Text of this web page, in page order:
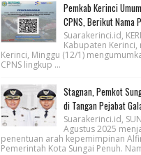
Pemkab Kerinci
CPNS, Berikut Nama
Suarakerinci.id,
Kabupaten Kerinci,
Kerinci, Minggu (12/1)
CPNS lingkup ...
Stagnan, Pemkot
di Tangan Pejabat
Suarakerinci.id,
Agustus 2025
penentuan arah kepemimpinan
Pemerintah Kota Sungai Penuh.